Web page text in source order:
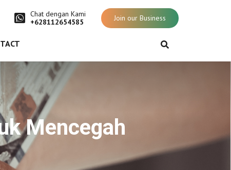
Chat dengan Kami
+628112654585
Join our Business
Mencegah